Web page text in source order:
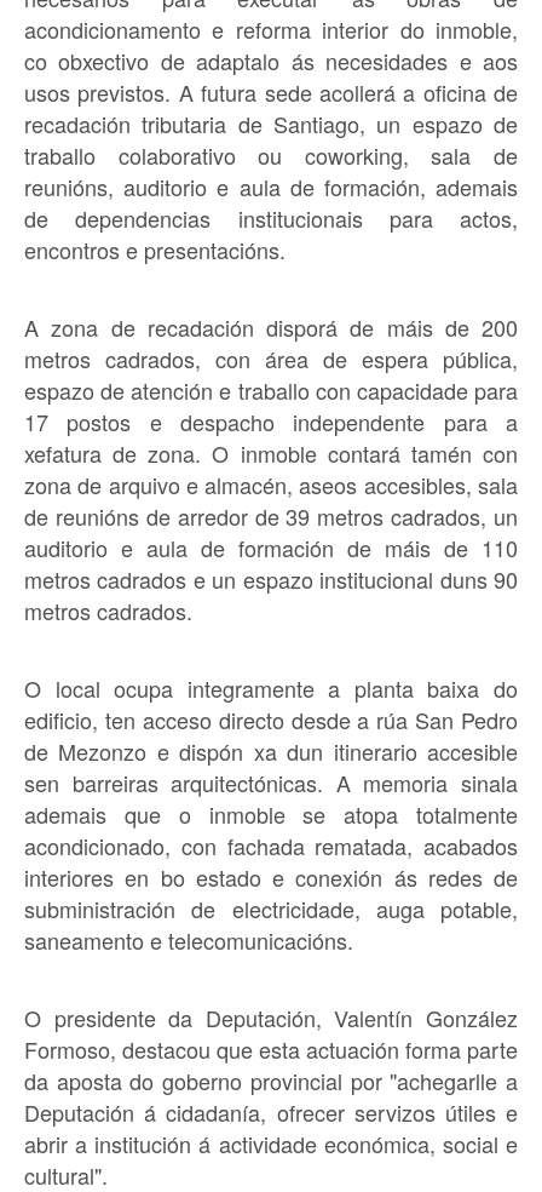
acondicionamento e reforma interior do inmoble,
co obxectivo de adaptalo ás necesidades e aos
usos previstos. A futura sede acollerá a oficina de
recadación tributaria de Santiago, un espazo de
traballo colaborativo ou coworking, sala de
reunións, auditorio e aula de formación, ademais
de dependencias institucionais para actos,
encontros e presentacións.
A zona de recadación disporá de máis de 200
metros cadrados, con área de espera pública,
espazo de atención e traballo con capacidade para
17 postos e despacho independente para a
xefatura de zona. O inmoble contará tamén con
zona de arquivo e almacén, aseos accesibles, sala
de reunións de arredor de 39 metros cadrados, un
auditorio e aula de formación de máis de 110
metros cadrados e un espazo institucional duns 90
metros cadrados.
O local ocupa integramente a planta baixa do
edificio, ten acceso directo desde a rúa San Pedro
de Mezonzo e dispón xa dun itinerario accesible
sen barreiras arquitectónicas. A memoria sinala
ademais que o inmoble se atopa totalmente
acondicionado, con fachada rematada, acabados
interiores en bo estado e conexión ás redes de
subministración de electricidade, auga potable,
saneamento e telecomunicacións.
O presidente da Deputación, Valentín González
Formoso, destacou que esta actuación forma parte
da aposta do goberno provincial por "achegarlle a
Deputación á cidadanía, ofrecer servizos útiles e
abrir a institución á actividade económica, social e
cultural".